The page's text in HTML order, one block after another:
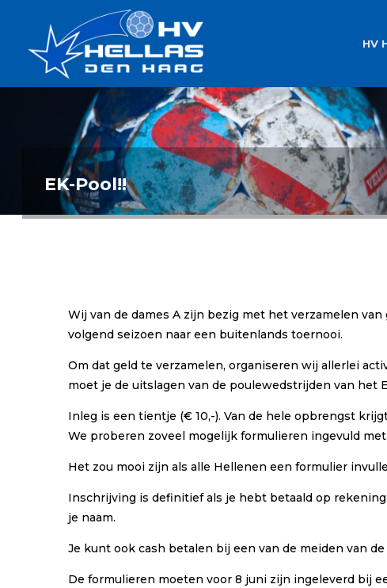
AMBITIE
HV
EK-Pool!!
Wij van de dames A zijn bezig met het verzamelen
volgend seizoen naar een buitenlands toernooi.
Om dat geld te verzamelen, organiseren wij allerlei
moet je de uitslagen van de poulewedstrijden van
Inleg is een tientje (€ 10,-). Van de hele opbrengst
We proberen zoveel mogelijk formulieren ingevuld
Het zou mooi zijn als alle Hellenen een formulier
Inschrijving is definitief als je hebt betaald op
je naam.
Je kunt ook cash betalen bij een van de meiden van
De formulieren moeten voor 8 juni zijn ingeleverd bij